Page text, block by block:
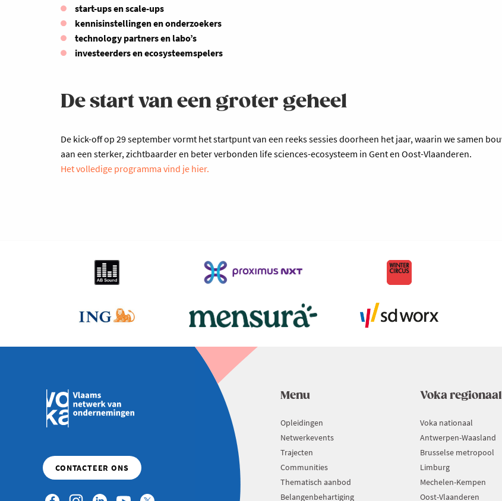
start-ups en scale-ups
kennisinstellingen en onderzoekers
technology partners en labo’s
investeerders en ecosysteemspelers
De start van een groter geheel
De kick-off op 29 september vormt het startpunt van een reeks sessies doorheen het jaar, waarin we samen
aan een sterker, zichtbaarder en beter verbonden life sciences-ecosysteem in Gent en Oost-Vlaanderen.
Het volledige programma vind je hier.
Menu
Opleidingen
Netwerkevents
Trajecten
Communities
Thematisch aanbod
Belangenbehartiging
Voka regionaal
Voka nationaal
Antwerpen-Waasland
Brusselse metropool
Limburg
Mechelen-Kempen
Oost-Vlaanderen